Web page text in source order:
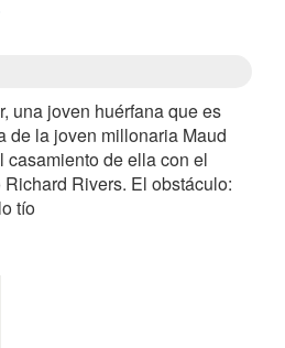
una joven huérfana que es
de la joven millonaria Maud
casamiento de ella con el
Rivers. El obstáculo:
tío